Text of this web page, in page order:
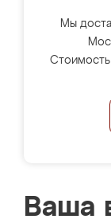
Мы
Ваша